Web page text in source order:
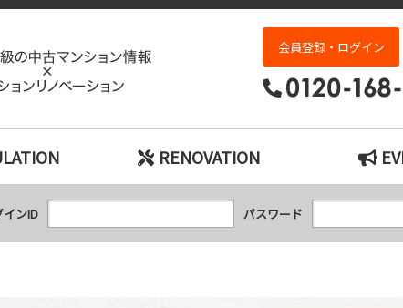
販売物件検索｜神戸市の中古マンション検索
会員登録・ログイン
RENOVATION
インID パスワード